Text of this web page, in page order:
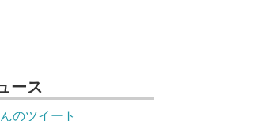
ース
のツイート